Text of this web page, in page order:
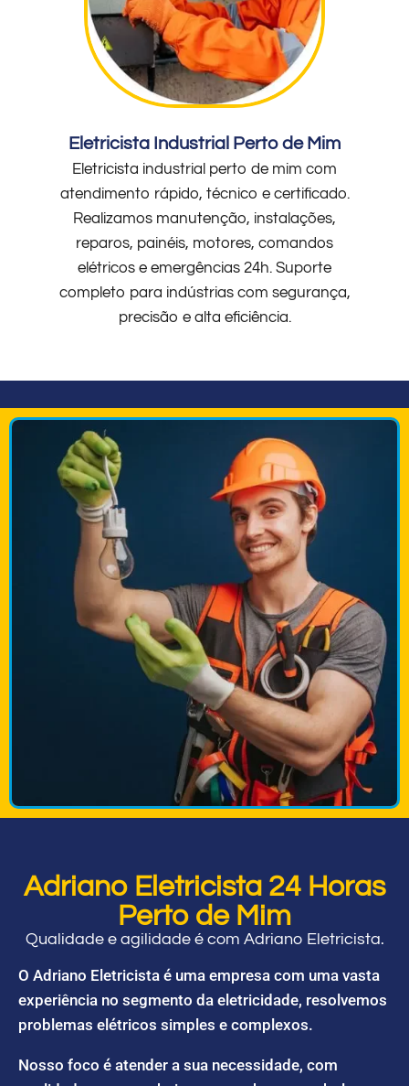
Eletricista Industrial Perto de Mim
Eletricista industrial perto de mim com
atendimento rápido, técnico e certificado.
Realizamos manutenção, instalações,
reparos, painéis, motores, comandos
elétricos e emergências 24h. Suporte
completo para indústrias com segurança,
precisão e alta eficiência.
Adriano Eletricista 24 Horas
Perto de Mim
Qualidade e agilidade é com Adriano Eletricista.
O Adriano Eletricista é uma empresa com uma vasta
experiência no segmento da eletricidade, resolvemos
problemas elétricos simples e complexos.
Nosso foco é atender a sua necessidade, com